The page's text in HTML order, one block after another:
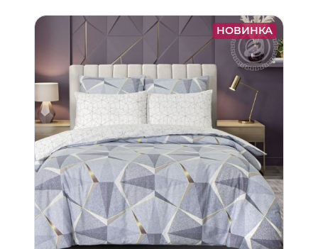
НОВИНКА